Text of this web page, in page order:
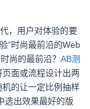
，用户对体验的要
”时尚最前沿的Web
尚的最前沿？ AB测
页面或流程设计出两
的让一定比例抽样
选出效果最好的版